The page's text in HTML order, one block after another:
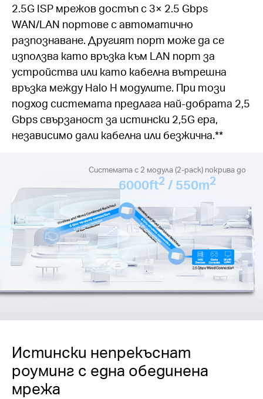
2.5G ISP мрежов достъп с 3× 2.5 Gbps
WAN/LAN портове с автоматично
разпознаване. Другият порт може да се
използва като връзка към LAN порт за
устройства или като кабелна вътрешна
връзка между Halo H модулите. При този
подход системата предлага най-добрата 2,5
Gbps свързаност за истински 2,5G ера,
независимо дали кабелна или безжична.**
Системата с 2 модула (2-pack) покрива до
6000ft2 / 550m2
Истински непрекъснат
роуминг с една обединена
мрежа